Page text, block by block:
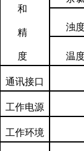
和
精
度
浊
温
通讯接口
工作电源
工作环境